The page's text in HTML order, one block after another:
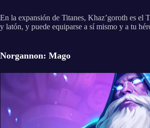
En la expansión de Titanes, Khaz’goroth es el
y latón, y puede equiparse a sí mismo y a tu
Norgannon: Mago